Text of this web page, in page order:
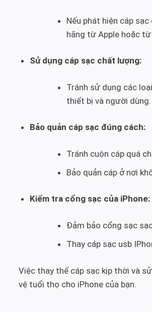
Nếu phát hiện cáp
hãng từ Apple hoặc
Sử dụng cáp sạc chất lượng:
Tránh sử dụng các
thiết bị và người dùng.
Bảo quản cáp sạc đúng cách:
Tránh cuộn cáp quá
Bảo quản cáp ở nơi
Kiểm tra cổng sạc của iPhone:
Đảm bảo cổng sạc
Thay cáp sạc usb
Việc thay thế cáp sạc kịp thời và
vệ tuổi thọ cho iPhone của bạn.